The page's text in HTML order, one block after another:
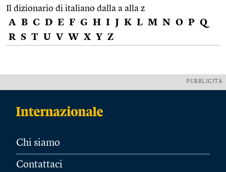
Il dizionario di italiano dalla a alla z
A B C D E F G H I J K L M N O P Q
R S T U V W X Y Z
PUBBLICITÀ
Chi siamo
Contattaci